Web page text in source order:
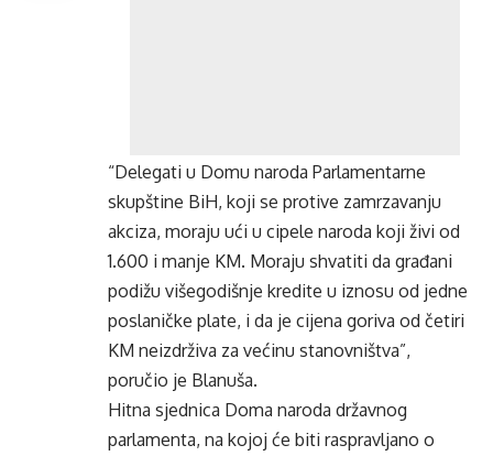
“Delegati u Domu naroda Parlamentarne
skupštine BiH, koji se protive zamrzavanju
akciza, moraju ući u cipele naroda koji živi od
1.600 i manje KM. Moraju shvatiti da građani
podižu višegodišnje kredite u iznosu od jedne
poslaničke plate, i da je cijena goriva od četiri
KM neizdrživa za većinu stanovništva”,
poručio je Blanuša.
Hitna sjednica Doma naroda državnog
parlamenta, na kojoj će biti raspravljano o